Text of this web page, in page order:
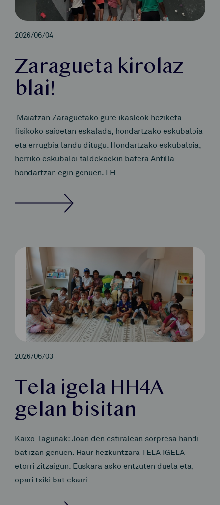
2026/06/04
Zaragueta kirolaz
blai!
Maiatzan Zaraguetako gure ikasleok heziketa
fisikoko saioetan eskalada, hondartzako eskubaloia
eta errugbia landu ditugu. Hondartzako eskubaloia,
herriko eskubaloi taldekoekin batera Antilla
hondartzan egin genuen. LH
2026/06/03
Tela igela HH4A
gelan bisitan
Kaixo lagunak: Joan den ostiralean sorpresa handi
bat izan genuen. Haur hezkuntzara TELA IGELA
etorri zitzaigun. Euskara asko entzuten duela eta,
opari txiki bat ekarri